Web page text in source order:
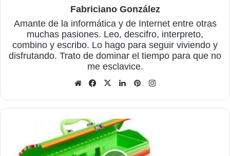
Fabriciano González
Amante de la informática y de Internet entre otras
muchas pasiones. Leo, descifro, interpreto,
combino y escribo. Lo hago para seguir viviendo y
disfrutando. Trato de dominar el tiempo para que no
me esclavice.
Sitio
Facebook
X LinkedInPinterest